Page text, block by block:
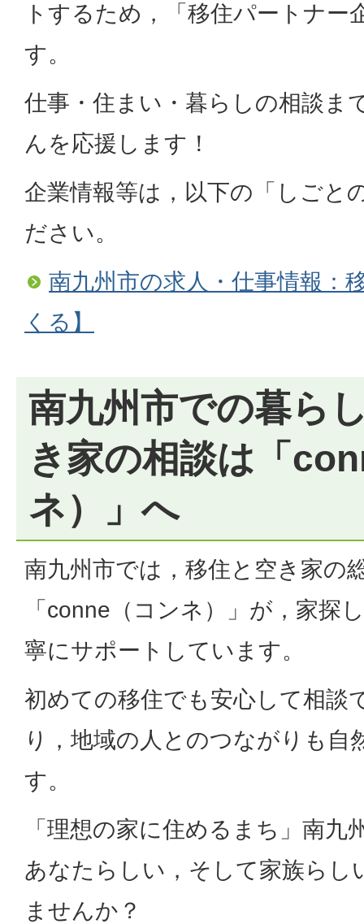
トするため，「移住パートナー
す。
仕事・住まい・暮らしの相談ま
んを応援します！
企業情報等は，以下の「しごと
ださい。
南九州市の求人・仕事情報：
くる】
南九州市での暮ら
き家の相談は「
ネ）」へ
南九州市では，移住と空き家の
「conne（コンネ）」が，家探
寧にサポートしています。
初めての移住でも安心して相談
り，地域の人とのつながりも自
す。
「理想の家に住めるまち」南九
あなたらしい，そして家族らし
ませんか？